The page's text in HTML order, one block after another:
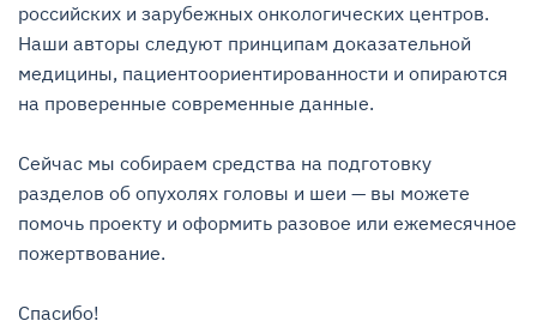
российских и зарубежных онкологических центров.
Наши авторы следуют принципам доказательной
медицины, пациентоориентированности и опираются
на проверенные современные данные.
Сейчас мы собираем средства на подготовку
разделов об опухолях головы и шеи — вы можете
помочь проекту и оформить разовое или ежемесячное
пожертвование.
Спасибо!